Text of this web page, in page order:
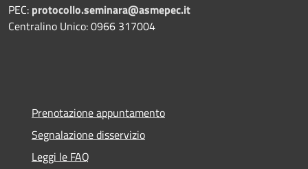
PEC: protocollo.seminara@asmepec.it
Centralino Unico: 0966 317004
Prenotazione appuntamento
Segnalazione disservizio
Leggi le FAQ